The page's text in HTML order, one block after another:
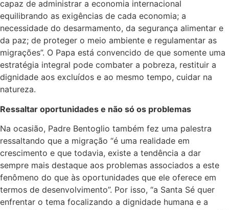
capaz de administrar a economia internacional
equilibrando as exigências de cada economia; a
necessidade do desarmamento, da segurança alimentar e
da paz; de proteger o meio ambiente e regulamentar as
migrações”. O Papa está convencido de que somente uma
estratégia integral pode combater a pobreza, restituir a
dignidade aos excluídos e ao mesmo tempo, cuidar na
natureza.
Ressaltar oportunidades e não só os problemas
Na ocasião, Padre Bentoglio também fez uma palestra
ressaltando que a migração “é uma realidade em
crescimento e que todavia, existe a tendência a dar
sempre mais destaque aos problemas associados a este
fenômeno do que às oportunidades que ele oferece em
termos de desenvolvimento”. Por isso, “a Santa Sé quer
enfrentar o tema focalizando a dignidade humana e a